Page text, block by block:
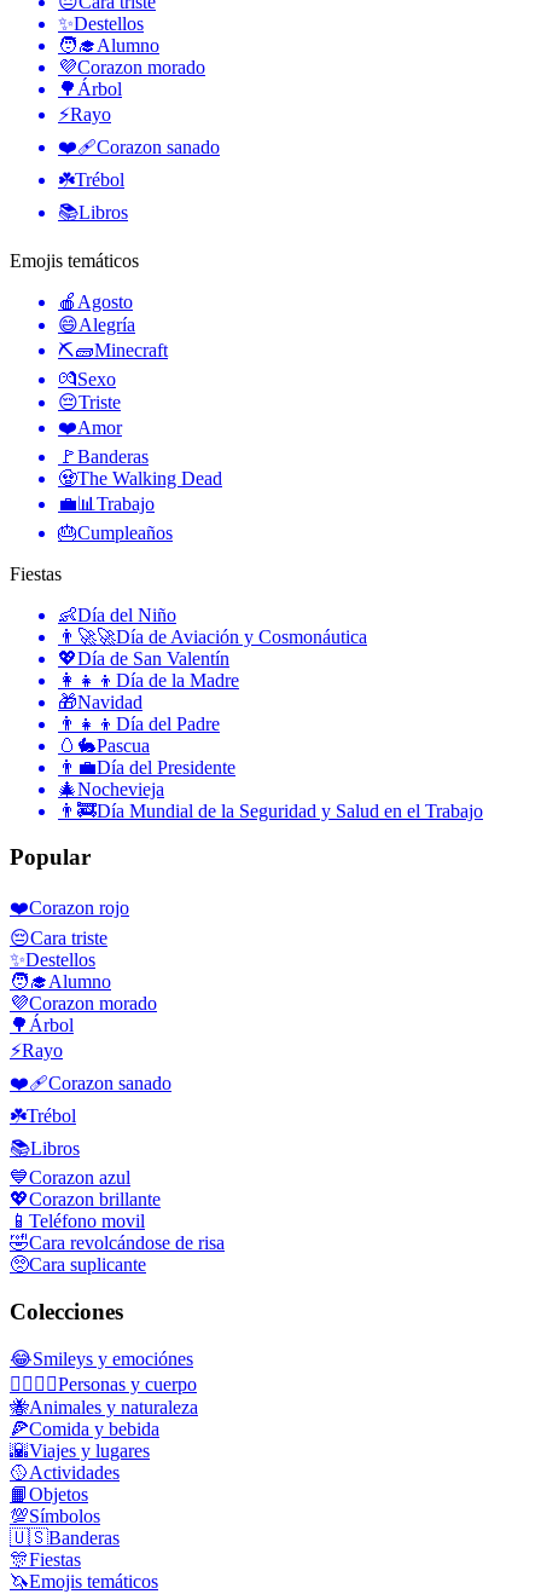
✨Destellos
🧑‍🎓Alumno
💜Corazon morado
🌳 Árbol
⚡Rayo
❤️‍🩹Corazon sanado
☘️Trébol
📚Libros
Emojis temáticos
🍎 Agosto
😄Alegría
⛏🧱Minecraft
💏Sexo
😔Triste
❤️Amor
🚩Banderas
🧟The Walking Dead
💼📊 Trabajo
🎂Cumpleaños
Fiestas
👶Día del Niño
👨‍🚀🚀Día de Aviación y Cosmonáutica
💖Día de San Valentín
👩‍👧‍👦 Día de la Madre
🎁Navidad
👨‍👧‍👦 Día del Padre
🥚🐇Pascua
👨‍💼Día del Presidente
🎄Nochevieja
👨‍🚒Día Mundial de la Seguridad y Salud en el Trabajo
Popular
❤️Corazon rojo
😔Cara triste
✨Destellos
🧑‍🎓Alumno
💜Corazon morado
🌳 Árbol
⚡Rayo
❤️‍🩹Corazon sanado
☘️Trébol
📚Libros
💙Corazon azul
💖Corazon brillante
📱 Teléfono movil
🤣Cara revolcándose de risa
🥺Cara suplicante
Colecciones
😂Smileys y emociónes
👩‍❤️‍💋‍👨Personas y cuerpo
🐝Animales y naturaleza
🍕Comida y bebida
🌇Viajes y lugares
🥎Actividades
📙Objetos
💯Símbolos
🇺🇸Banderas
🎊Fiestas
🦄Emojis temáticos